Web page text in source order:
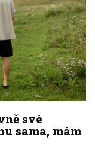
své
sama, mám